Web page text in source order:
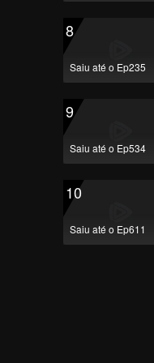
8
Saiu até o Ep235
9
Saiu até o Ep534
10
Saiu até o Ep611